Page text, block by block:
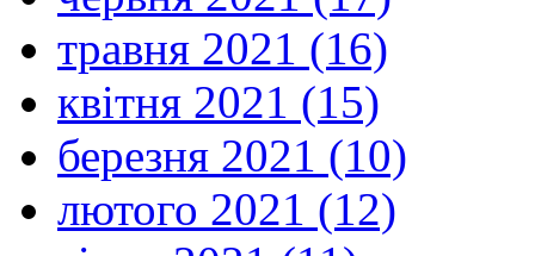
травня 2021 (16)
квітня 2021 (15)
березня 2021 (10)
лютого 2021 (12)